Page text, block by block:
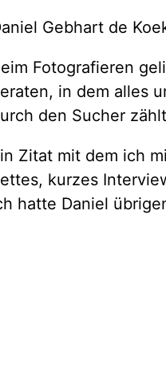
Gebhart de
Fotografieren
in dem alles
den Sucher
Zitat mit dem ich
kurzes
hatte Daniel